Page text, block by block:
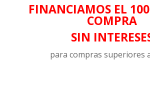
FINANCIAMOS EL
COMPRA
SIN
para compras superiores